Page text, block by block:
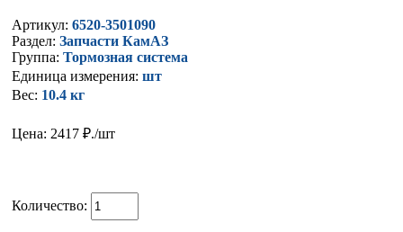
Артикул: 6520-3501090
Раздел: Запчасти КамАЗ
Группа: Тормозная система
Единица измерения: шт
Вес: 10.4 кг
Цена: 2417 ₽./шт
Количество: